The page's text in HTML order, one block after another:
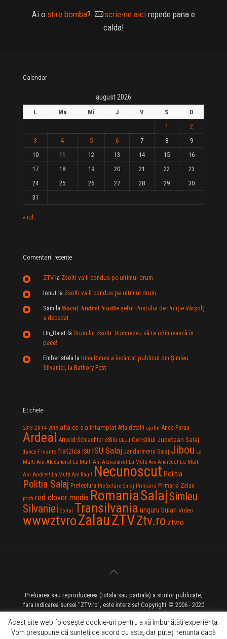
Ai o stire bomba? scrie-ne aici repede pana e
calda!
Calendar
august 2026
L Ma Mi J V S
D
1
2
3
4 5 6 7 8
9
10
11 12 13 14 15
16
17
18 19 20 21 22
23
24
25 26 27 28 29
30
31
« iul.
Comentarii recente
ZTV la Zsolti va fi condus pe ultimul drum
Ionut la Zsolti va fi condus pe ultimul drum
Sam la 𝐁𝐨𝐜𝐮ț 𝐀𝐧𝐝𝐫𝐞𝐢 𝐕𝐚𝐬𝐢𝐥e şeful Postului de Poliție Vârșolț
a decedat
Un_Baiat la Drum lin Zsolti. Dumnezeu sã te odihneascã în
pace!
Ember stela la Irina Rimes a încântat publicul din Şimleu
Silvaniei, la Bathory Fest
Etichete
2013 2014 2015 afla ce s-a intamplat Afla detalii ajofm Anca Parau
Ardeal Arnold Schlachter c8ilu CLUJ Consiliul Judetean Salaj
dance Finante fratzica ISU ISU Salaj Jandarmeria Salaj Jibou La
Multi Ani Alexandra! La Multi Ani Alexandru! La Multi Ani Andreea! La Multi
Ani Andrei! La Multi Ani Raul! Necunoscut Politia
Politia Salaj Prefectura Prefectura Salaj Primaria Primaria Zalau
profi red clover media RomaniaSalaj Simleu
Silvaniei Spital Transilvania unguru bulan Video
wwwztvroZalauZTVZtv.ro ztvro
Preluarea sau reproducerea (totala sau partiala) a stirilor publicate,
fara indicarea sursei "ZTV.ro", este interzisa! Copyright © 2006 - 2020
ZTV.ro - Televiziune pe Internet - Zalau TV
Acest site web folosește cookie-uri pentru a vă îmbunătăți experiența.
Vom presupune că sunteți de acord cu asta, dar puteți renunța dacă